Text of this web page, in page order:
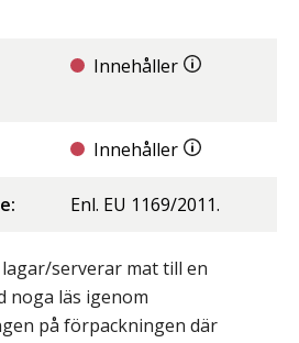
Innehåller
Innehåller
Enl. EU 1169/2011.
serverar mat till en
noga läs igenom
på förpackningen där